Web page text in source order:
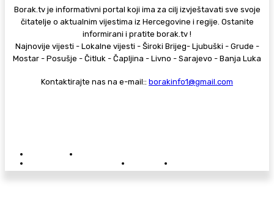
Borak.tv je informativni portal koji ima za cilj izvještavati sve svoje
čitatelje o aktualnim vijestima iz Hercegovine i regije. Ostanite
informirani i pratite borak.tv !
Najnovije vijesti - Lokalne vijesti - Široki Brijeg- Ljubuški - Grude -
Mostar - Posušje - Čitluk - Čapljina - Livno - Sarajevo - Banja Luka
Kontaktirajte nas na e-mail:: borakinfo1@gmail.com